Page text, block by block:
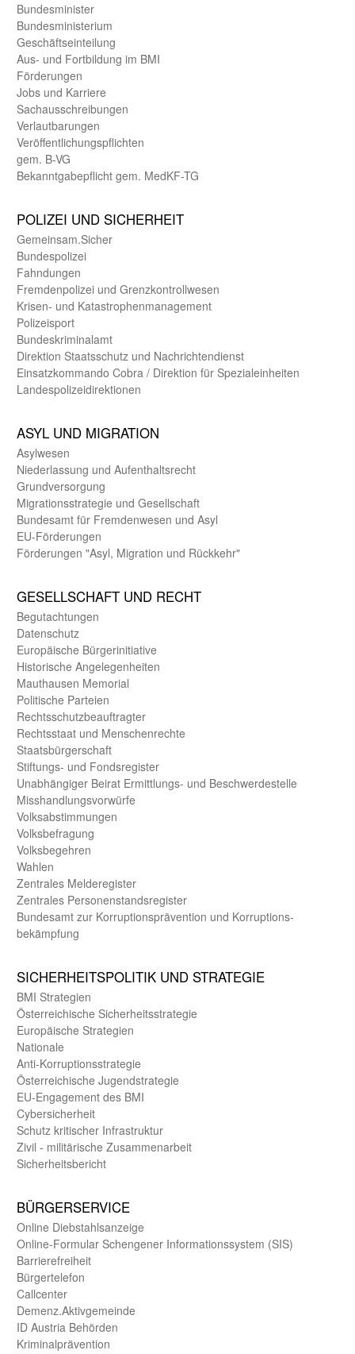
Bundes­minister
Bundes­ministerium
Geschäfts­einteilung
Aus- und Fortbildung im BMI
Förderungen
Jobs und Karriere
Sachaus­schreibungen
Verlautbarungen
Veröffentlichungspflichten
gem. B-VG
Bekanntgabepflicht gem. MedKF-TG
POLIZEI UND SICHER­HEIT
Gemein­sam.Sicher
Bundes­polizei
Fahndungen
Fremdenpolizei und Grenzkontrollwesen
Krisen- und Katastrophen­management
Polizeisport
Bundes­kriminal­amt
Direktion Staats­schutz und Nach­richten­dienst
Einsatz­kommando Cobra / Direktion für Spezialeinheiten
Landes­polizei­direk­tionen
ASYL UND MIGRA­TION
Asyl­wesen
Nieder­lassung und Aufent­halts­recht
Grund­versorgung
Migrations­strategie und Gesell­schaft
Bundes­amt für Fremden­wesen und Asyl
EU-Förde­rungen
Förderungen "Asyl, Migration und Rückkehr"
GE­SELL­SCHAFT UND RECHT
Begut­achtungen
Daten­schutz
Europäische Bürger­initiative
Historische Angelegen­heiten
Mauthausen Memorial
Politische Parteien
Rechts­schutz­beauftragter
Rechts­staat und Menschen­rechte
Staats­bürger­schaft
Stiftungs- und Fonds­register
Unab­hängiger Beirat Ermittlungs- und Beschwerde­stelle
Misshandlungs­vorwürfe
Volks­abstimmungen
Volks­befragung
Volks­begehren
Wahlen
Zentrales Melde­register
Zentrales Personen­stands­register
Bundes­amt zur Korrup­tions­prävention und Korrup­tions­
bekämpfung
SICHER­HEITS­POLITIK UND STRATEGIE
BMI Strategien
Öster­reichische Sicherheits­strategie
Europäische Strategien
Nationale
Anti-Korruptions­strategie
Öster­reichische Jugend­strategie
EU-Engagement des BMI
Cybersicherheit
Schutz kritischer Infra­struktur
Zivil - militärische Zusammen­arbeit
Sicherheits­bericht
BÜRGER­SERVICE
Online Diebstahls­anzeige
Online-Formular Schengener Informationssystem (SIS)
Barriere­freiheit
Bürger­telefon
Call­center
Demenz.Aktiv­gemeinde
ID Austria Behörden
Kriminal­prävention